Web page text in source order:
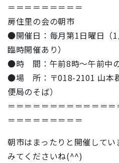
＝＝＝＝＝＝＝＝＝
房住里の会の朝市
●開催日：毎月第1日曜日（
臨時開催あり）
●時 間：午前8時～午前中の
●場 所：〒018-2101 山本
便局のそば）
＝＝＝＝＝＝＝＝＝＝＝＝
＝＝＝＝＝＝＝＝＝
朝市はまったりと開催して
みてくださいね(^^)